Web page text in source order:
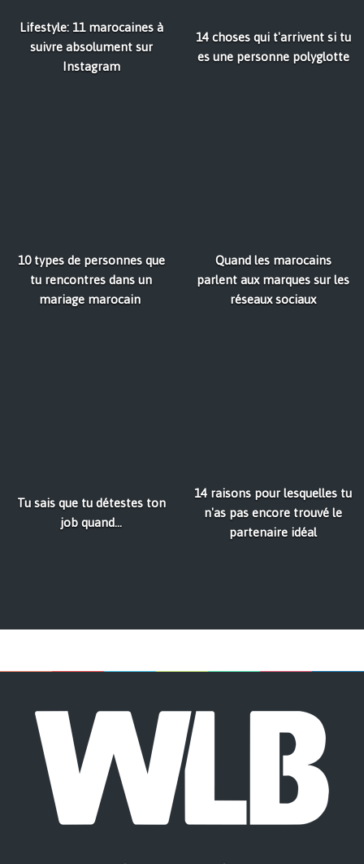
Lifestyle: 11 marocaines à
suivre absolument sur
Instagram
14 choses qui t'arrivent si tu
es une personne polyglotte
10 types de personnes que
tu rencontres dans un
mariage marocain
Quand les marocains
parlent aux marques sur les
réseaux sociaux
Tu sais que tu détestes ton
job quand...
14 raisons pour lesquelles tu
n'as pas encore trouvé le
partenaire idéal